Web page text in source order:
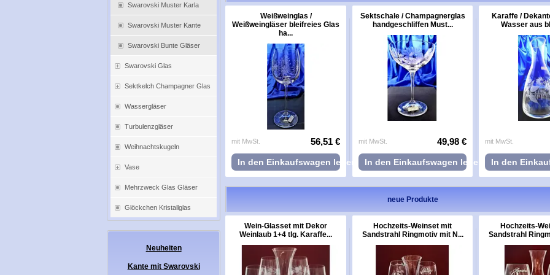
Swarovski Muster Karla
Swarovski Muster Kante
Swarovski Bunte Gläser
Swarovski Glas
Sektkelch Champagner Glas
Wassergläser
Turbulenzgläser
Weihnachtskugeln
Vase
Mehrzweck Glas Gläser
Glöckchen Kristallglas
Neuheiten
Kante mit Swarovski
Weißweinglas /
Weißweingläser bleifreies Glas
ha...
mit MwSt. 56,51 €
In den Einkaufswagen legen
Sektschale / Champagnerglas
handgeschliffen Must...
mit MwSt. 49,98 €
In den Einkaufswagen legen
Karaffe /
Wasser aus
mit MwSt.
In den
neue Produkte
Wein-Glasset mit Dekor
Weinlaub 1+4 tlg. Karaffe...
Hochzeits-Weinset mit
Sandstrahl Ringmotiv mit N...
Hochzeits-
Sandstrahl